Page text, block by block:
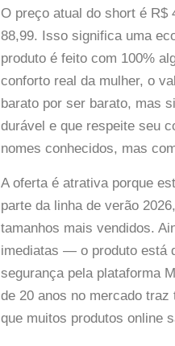
O preço atual do short é R$
88,99. Isso significa uma
produto é feito com 100%
conforto real da mulher, o
barato por ser barato, mas
durável e que respeite seu
nomes conhecidos, mas
A oferta é atrativa porque
parte da linha de verão
tamanhos mais vendidos.
imediatas — o produto está
segurança pela plataforma
de 20 anos no mercado
que muitos produtos online